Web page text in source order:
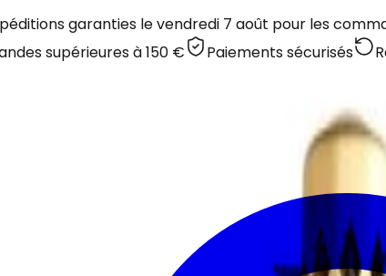
garanties le vendredi 7 août pour les
supérieures à 150 €
Paiements sécurisés